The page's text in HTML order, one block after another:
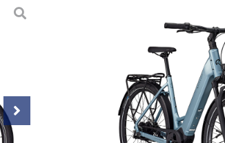
nieuwe highlight in ons
comfortabel en
lichtgewicht Bosch
een onderhoudsarme
voorvork. Deze City e-bike
hoge belasting. Dankzij de
modulaire
dagelijkse fietstochten, een